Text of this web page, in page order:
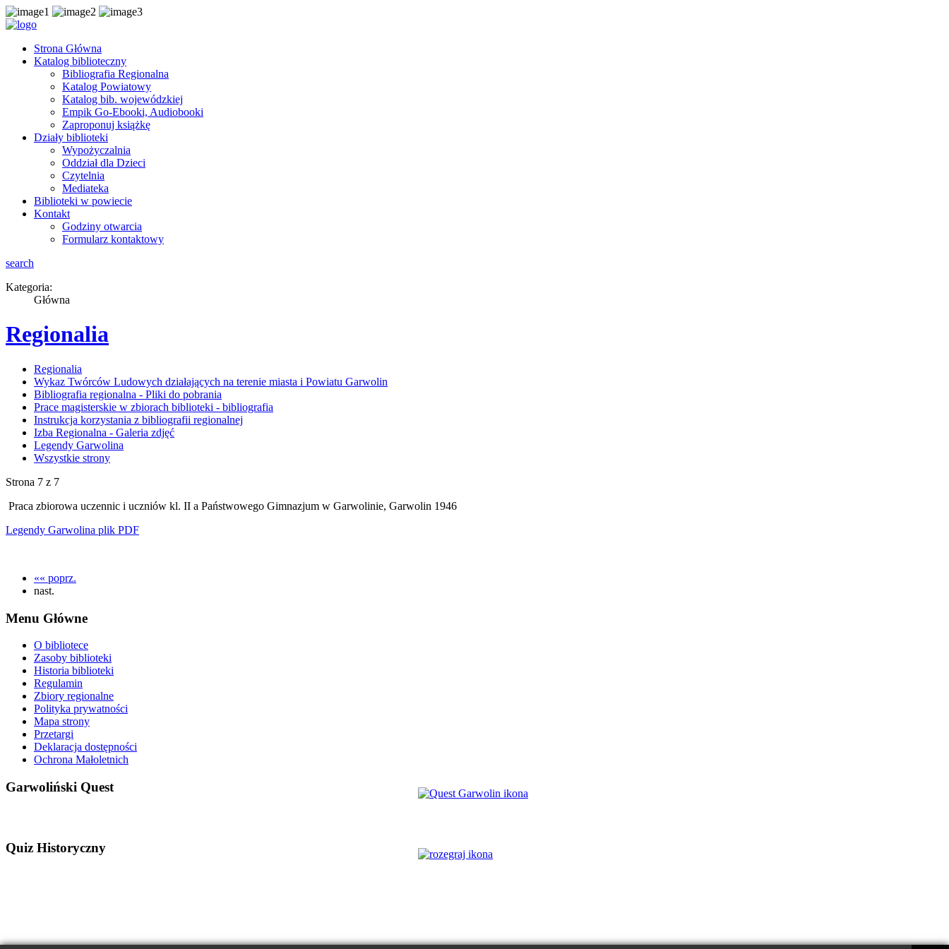
Strona Główna
Katalog biblioteczny
Bibliografia Regionalna
Katalog Powiatowy
Katalog bib. wojewódzkiej
Empik Go-Ebooki, Audiobooki
Zaproponuj książkę
Działy biblioteki
Wypożyczalnia
Oddział dla Dzieci
Czytelnia
Mediateka
Biblioteki w powiecie
Kontakt
Godziny otwarcia
Formularz kontaktowy
search
Kategoria:
Główna
Regionalia
Regionalia
Wykaz Twórców Ludowych działających na terenie miasta i Powiatu Garwolin
Bibliografia regionalna - Pliki do pobrania
Prace magisterskie w zbiorach biblioteki - bibliografia
Instrukcja korzystania z bibliografii regionalnej
Izba Regionalna - Galeria zdjęć
Legendy Garwolina
Wszystkie strony
Strona 7 z 7
Praca zbiorowa uczennic i uczniów kl. II a Państwowego Gimnazjum w Garwolinie, Garwolin 1946
Legendy Garwolina plik PDF
«« poprz.
nast.
Menu Główne
O bibliotece
Zasoby biblioteki
Historia biblioteki
Regulamin
Zbiory regionalne
Polityka prywatności
Mapa strony
Przetargi
Deklaracja dostępności
Ochrona Małoletnich
Garwoliński Quest
Quiz Historyczny